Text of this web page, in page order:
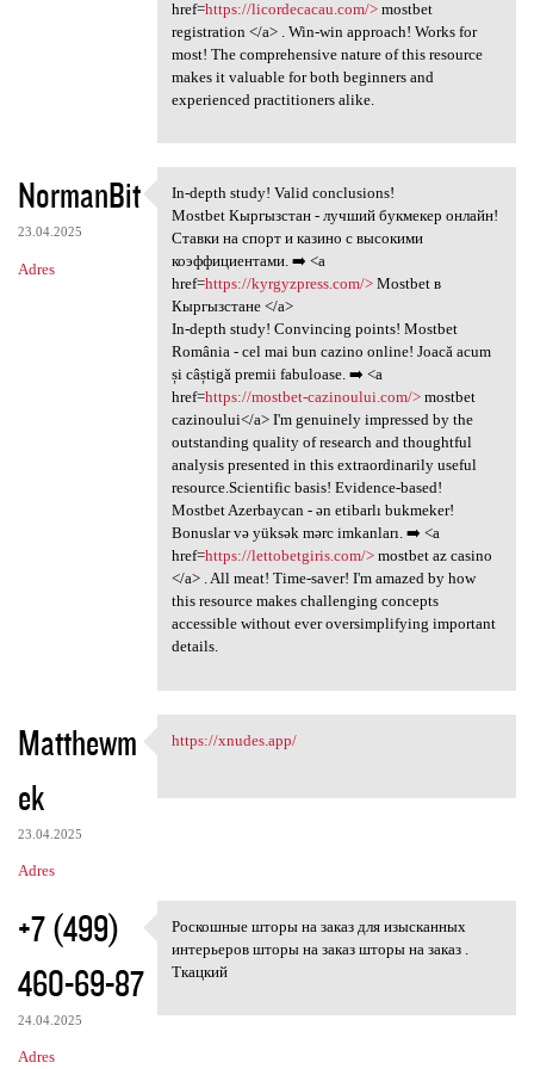
href=https://licordecacau.com/>mostbet
registration </a> . Win-win approach! Works for
most! The comprehensive nature of this resource
makes it valuable for both beginners and
experienced practitioners alike.
NormanBit
23.04.2025
Adres
In-depth study! Valid
In-depth study! Valid conclusions!
Mostbet Кыргызстан - лучший букмекер онлайн!
Ставки на спорт и казино с высокими
коэффициентами. ➡️ <a
href=https://kyrgyzpress.com/>Mostbet в
Кыргызстане </a>
In-depth study! Convincing points! Mostbet
România - cel mai bun cazino online! Joacă acum
și câștigă premii fabuloase. ➡️ <a
href=https://mostbet-cazinoului.com/>mostbet
cazinoului</a> I'm genuinely impressed by the
outstanding quality of research and thoughtful
analysis presented in this extraordinarily useful
resource.Scientific basis! Evidence-based!
Mostbet Azerbaycan - ən etibarlı bukmeker!
Bonuslar və yüksək mərc imkanları. ➡️ <a
href=https://lettobetgiris.com/>mostbet az casino
</a> . All meat! Time-saver! I'm amazed by how
this resource makes challenging concepts
accessible without ever oversimplifying important
details.
Matthewm
ek
23.04.2025
Adres
https://xnudes.app/
https://xnudes.app/
+7 (499)
460-69-87
24.04.2025
Adres
Роскошные шторы на заказ для
Роскошные шторы на заказ для изысканных
интерьеров шторы на заказ шторы на заказ .
Ткацкий